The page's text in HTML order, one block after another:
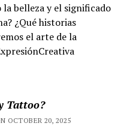
la belleza y el significado
¿Qué historias
el arte de la
Tattoo?
OCTOBER 20, 2025